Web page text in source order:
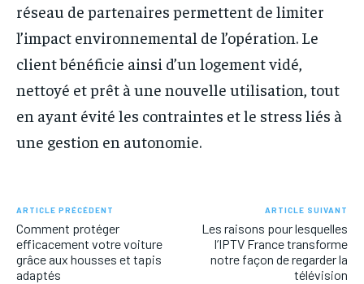
réseau de partenaires permettent de limiter
l’impact environnemental de l’opération. Le
client bénéficie ainsi d’un logement vidé,
nettoyé et prêt à une nouvelle utilisation, tout
en ayant évité les contraintes et le stress liés à
une gestion en autonomie.
ARTICLE PRÉCÉDENT
Comment protéger
efficacement votre voiture
grâce aux housses et tapis
adaptés
ARTICLE SUIVANT
Les raisons pour lesquelles
l’IPTV France transforme
notre façon de regarder la
télévision